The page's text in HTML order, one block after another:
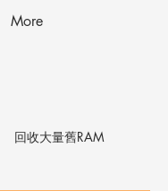
More
回收大量舊RAM